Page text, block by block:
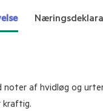
noter af hvidløg og
kraftig.